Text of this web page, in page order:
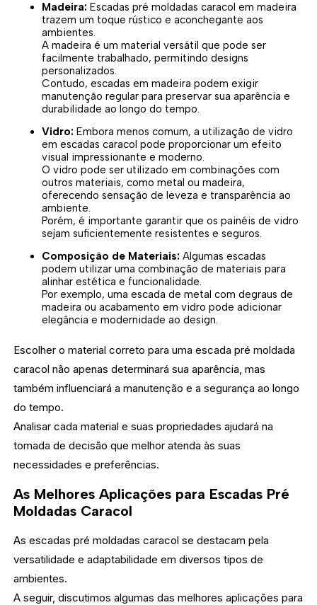
Madeira: Escadas pré moldadas caracol em madeira
trazem um toque rústico e aconchegante aos
ambientes.
A madeira é um material versátil que pode ser
facilmente trabalhado, permitindo designs
personalizados.
Contudo, escadas em madeira podem exigir
manutenção regular para preservar sua aparência e
durabilidade ao longo do tempo.
Vidro: Embora menos comum, a utilização de vidro
em escadas caracol pode proporcionar um efeito
visual impressionante e moderno.
O vidro pode ser utilizado em combinações com
outros materiais, como metal ou madeira,
oferecendo sensação de leveza e transparência ao
ambiente.
Porém, é importante garantir que os painéis de vidro
sejam suficientemente resistentes e seguros.
Composição de Materiais: Algumas escadas
podem utilizar uma combinação de materiais para
alinhar estética e funcionalidade.
Por exemplo, uma escada de metal com degraus de
madeira ou acabamento em vidro pode adicionar
elegância e modernidade ao design.
Escolher o material correto para uma escada pré moldada
caracol não apenas determinará sua aparência, mas
também influenciará a manutenção e a segurança ao longo
do tempo.
Analisar cada material e suas propriedades ajudará na
tomada de decisão que melhor atenda às suas
necessidades e preferências.
As Melhores Aplicações para Escadas Pré
Moldadas Caracol
As escadas pré moldadas caracol se destacam pela
versatilidade e adaptabilidade em diversos tipos de
ambientes.
A seguir, discutimos algumas das melhores aplicações para